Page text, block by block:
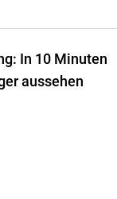
In 10 Minuten
aussehen